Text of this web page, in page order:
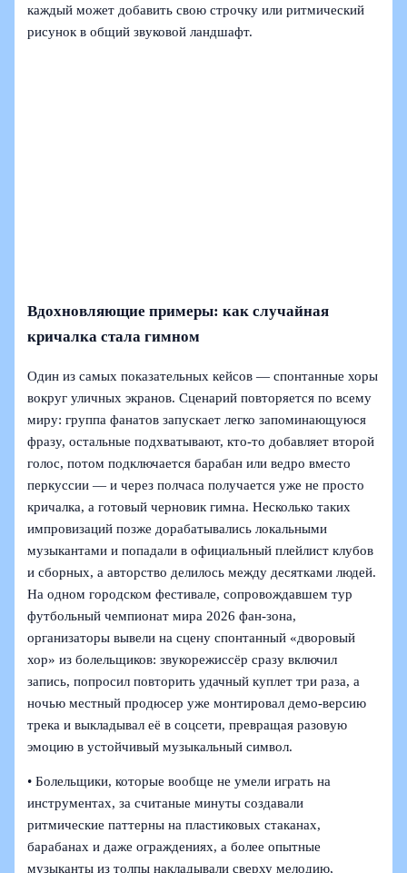
каждый может добавить свою строчку или ритмический
рисунок в общий звуковой ландшафт.
Вдохновляющие примеры: как случайная
кричалка стала гимном
Один из самых показательных кейсов — спонтанные хоры
вокруг уличных экранов. Сценарий повторяется по всему
миру: группа фанатов запускает легко запоминающуюся
фразу, остальные подхватывают, кто-то добавляет второй
голос, потом подключается барабан или ведро вместо
перкуссии — и через полчаса получается уже не просто
кричалка, а готовый черновик гимна. Несколько таких
импровизаций позже дорабатывались локальными
музыкантами и попадали в официальный плейлист клубов
и сборных, а авторство делилось между десятками людей.
На одном городском фестивале, сопровождавшем тур
футбольный чемпионат мира 2026 фан-зона,
организаторы вывели на сцену спонтанный «дворовый
хор» из болельщиков: звукорежиссёр сразу включил
запись, попросил повторить удачный куплет три раза, а
ночью местный продюсер уже монтировал демо-версию
трека и выкладывал её в соцсети, превращая разовую
эмоцию в устойчивый музыкальный символ.
• Болельщики, которые вообще не умели играть на
инструментах, за считаные минуты создавали
ритмические паттерны на пластиковых стаканах,
барабанах и даже ограждениях, а более опытные
музыканты из толпы накладывали сверху мелодию,